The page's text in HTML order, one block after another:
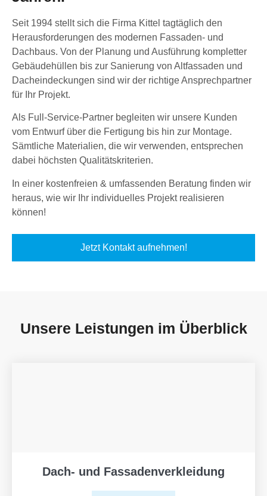
Seit 1994 stellt sich die Firma Kittel tagtäglich den
Herausforderungen des modernen Fassaden- und
Dachbaus. Von der Planung und Ausführung kompletter
Gebäudehüllen bis zur Sanierung von Altfassaden und
Dacheindeckungen sind wir der richtige Ansprechpartner
für Ihr Projekt.
Als Full-Service-Partner begleiten wir unsere Kunden
vom Entwurf über die Fertigung bis hin zur Montage.
Sämtliche Materialien, die wir verwenden, entsprechen
dabei höchsten Qualitätskriterien.
In einer kostenfreien & umfassenden Beratung finden wir
heraus, wie wir Ihr individuelles Projekt realisieren
können!
Jetzt Kontakt aufnehmen!
Unsere Leistungen im Überblick
Dach- und Fassadenverkleidung